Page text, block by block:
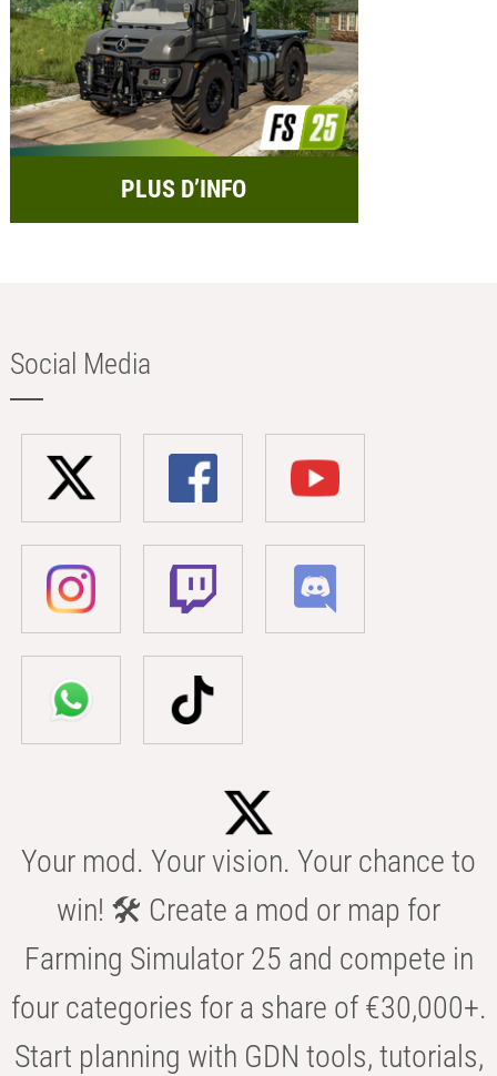
PLUS D’INFO
Social Media
Your mod. Your vision. Your chance to
win! 🛠️ Create a mod or map for
Farming Simulator 25 and compete in
four categories for a share of €30,000+.
Start planning with GDN tools, tutorials,